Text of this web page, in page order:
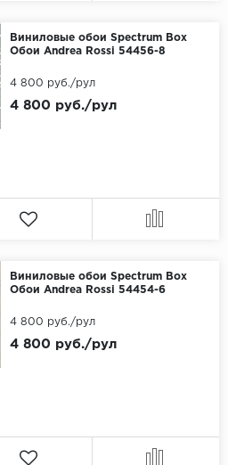
Виниловые обои Spectrum Box
Обои Andrea Rossi 54456-8
4 800 руб./рул
4 800 руб./рул
Виниловые обои Spectrum Box
Обои Andrea Rossi 54454-6
4 800 руб./рул
4 800 руб./рул